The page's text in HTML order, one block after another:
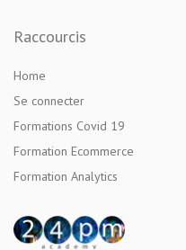
Raccourcis
Home
Se connecter
Formations Covid 19
Formation Ecommerce
Formation Analytics